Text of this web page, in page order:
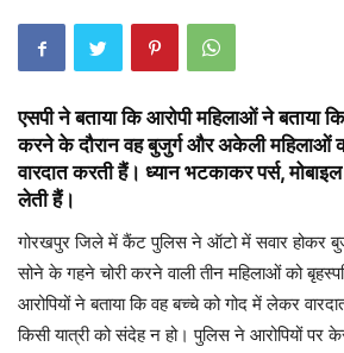
एसपी ने बताया कि आरोपी महिलाओं ने बताया
करने के दौरान वह बुजुर्ग और अकेली महिलाओं
वारदात करती हैं। ध्यान भटकाकर पर्स,
लेती हैं।
गोरखपुर जिले में कैंट पुलिस ने ऑटो में सवार होकर
सोने के गहने चोरी करने वाली तीन महिलाओं को
आरोपियों ने बताया कि वह बच्चे को गोद में लेकर
किसी यात्री को संदेह न हो। पुलिस ने आरोपियों पर